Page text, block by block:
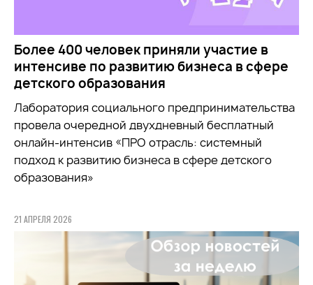
Более 400 человек приняли участие в
интенсиве по развитию бизнеса в сфере
детского образования
Лаборатория социального предпринимательства
провела очередной двухдневный бесплатный
онлайн-интенсив «ПРО отрасль: системный
подход к развитию бизнеса в сфере детского
образования»
21 АПРЕЛЯ 2026